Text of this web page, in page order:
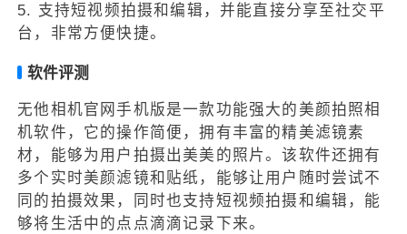
5. 支持短视频拍摄和编辑，并能直接分享至社交平
台，非常方便快捷。
软件评测
无他相机官网手机版是一款功能强大的美颜拍照相
机软件，它的操作简便，拥有丰富的精美滤镜素
材，能够为用户拍摄出美美的照片。该软件还拥有
多个实时美颜滤镜和贴纸，能够让用户随时尝试不
同的拍摄效果，同时也支持短视频拍摄和编辑，能
够将生活中的点点滴滴记录下来。